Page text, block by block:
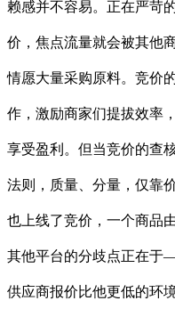
赖感并不容易。正在严苛
价，焦点流量就会被其他
情愿大量采购原料。竞价
作，激励商家们提拔效率
享受盈利。但当竞价的查
法则，质量、分量，仅靠
也上线了竞价，一个商品
其他平台的分歧点正在于
供应商报价比他更低的环